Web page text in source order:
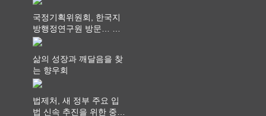
국정기획위원회, 한국지
방행정연구원 방문… 국
가균형성장 논의
삶의 성장과 깨달음을 찾
는 향우회
법제처, 새 정부 주요 입
법 신속 추진을 위한 중앙